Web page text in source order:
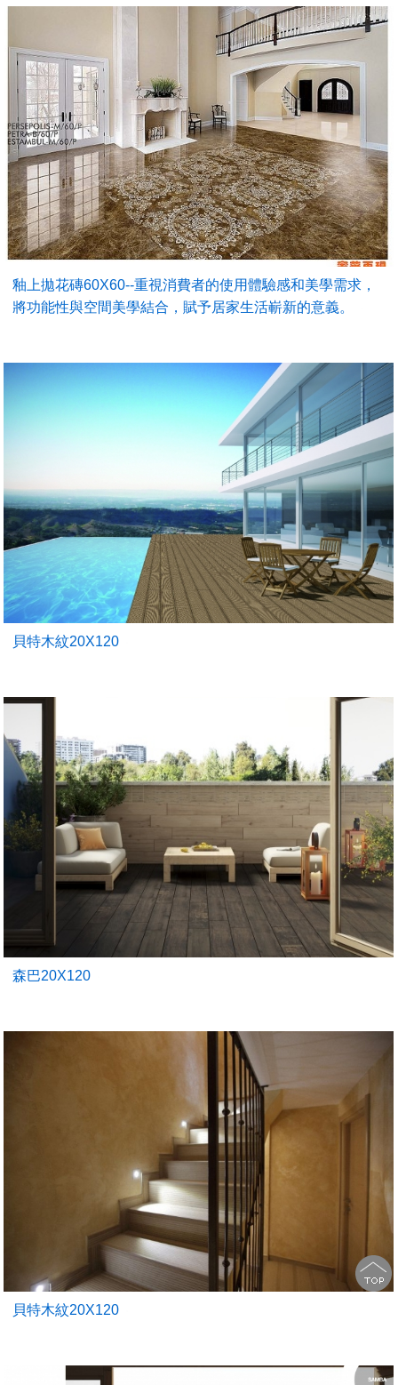
釉上拋花磚60X60--重視消費者的使用體驗感和美學需求，
將功能性與空間美學結合，賦予居家生活嶄新的意義。
貝特木紋20X120
森巴20X120
貝特木紋20X120